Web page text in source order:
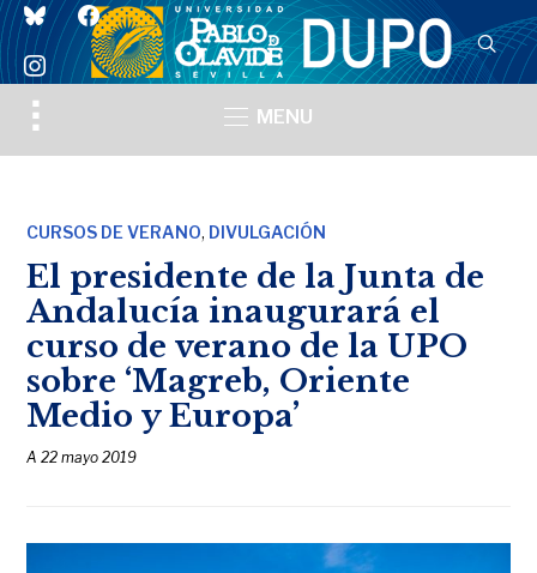
blueskyfacebook
instagram
Toggle
sidebar
MENU
CURSOS DE VERANO, DIVULGACIÓN
El presidente de la Junta de
Andalucía inaugurará el
curso de verano de la UPO
sobre ‘Magreb, Oriente
Medio y Europa’
A22 mayo 2019